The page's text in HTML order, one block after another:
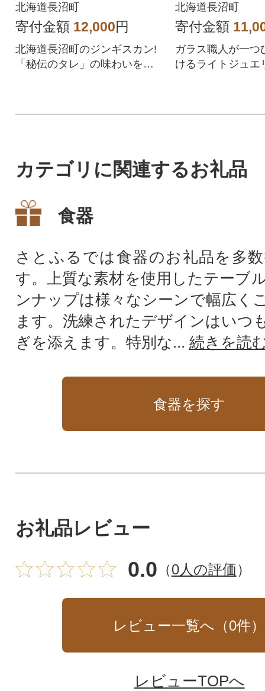
北海道長沼町
寄付金額 12,000円
北海道長沼町のジンギスカン!
「秘伝のタレ」の味わいをご
ールド)
北海道長沼町
寄付金額
ガラス職人が一つ
けるライトジュエ
カテゴリに関連するお礼品
食器
さとふるでは食器のお礼品を多
す。上質な素材を使用したテーブ
ンナップは様々なシーンで幅広く
ます。洗練されたデザインはいつ
ぎを添えます。特別な... 続きを読
食器を探す
お礼品レビュー
0.0 （0人の評価）
レビュー一覧へ（0件）
レビューTOPへ